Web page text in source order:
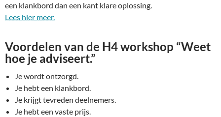
een klankbord dan een kant klare oplossing.
Lees hier meer.
Voordelen van de H4 workshop “Weet
hoe je adviseert.”
Je wordt ontzorgd.
Je hebt een klankbord.
Je krijgt tevreden deelnemers.
Je hebt een vaste prijs.